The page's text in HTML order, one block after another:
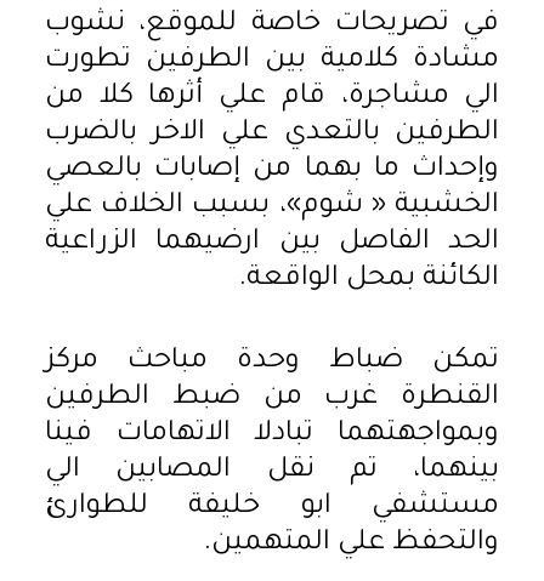
في تصريحات خاصة للموقع، نشوب
مشادة كلامية بين الطرفين تطورت
الي مشاجرة، قام علي أثرها كلا من
الطرفين بالتعدي علي الاخر بالضرب
وإحداث ما بهما من إصابات بالعصي
الخشبية « شوم»، بسبب الخلاف علي
الحد الفاصل بين ارضيهما الزراعية
الكائنة بمحل الواقعة.
تمكن ضباط وحدة مباحث مركز
القنطرة غرب من ضبط الطرفين
وبمواجهتهما تبادلا الاتهامات فينا
بينهما، تم نقل المصابين الي
مستشفي ابو خليفة للطوارئ
والتحفظ علي المتهمين.